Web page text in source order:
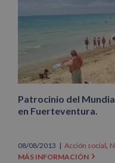
Patrocinio del
en Fuerteventura.
08/08/2013 | Acción social,
MÁS INFORMACIÓN